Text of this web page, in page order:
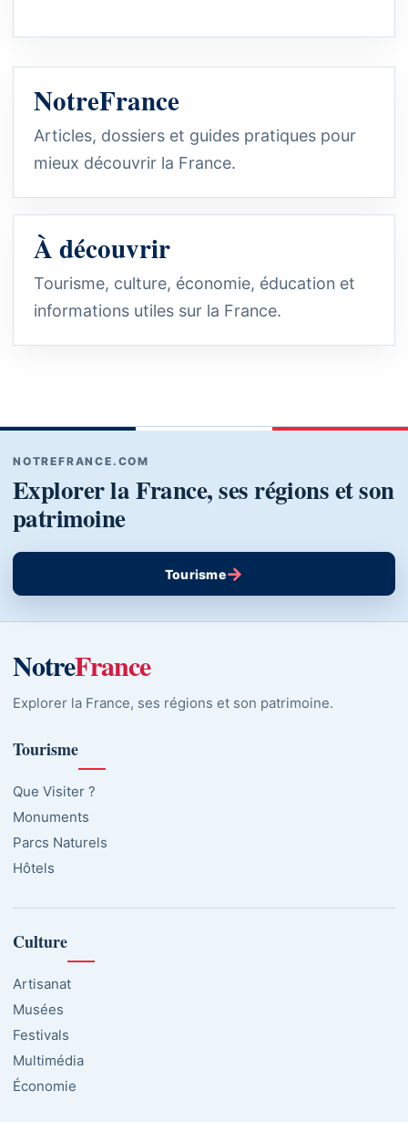
NotreFrance
Articles, dossiers et guides pratiques pour
mieux découvrir la France.
À découvrir
Tourisme, culture, économie, éducation et
informations utiles sur la France.
NOTREFRANCE.COM
Explorer la France, ses régions et son
patrimoine
Tourisme→
NotreFrance
Explorer la France, ses régions et son patrimoine.
Tourisme
Que Visiter ?
Monuments
Parcs Naturels
Hôtels
Culture
Artisanat
Musées
Festivals
Multimédia
Économie